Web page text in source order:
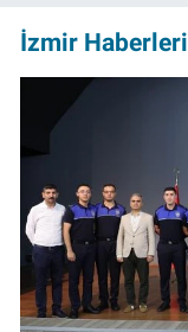
İzmir Haberleri